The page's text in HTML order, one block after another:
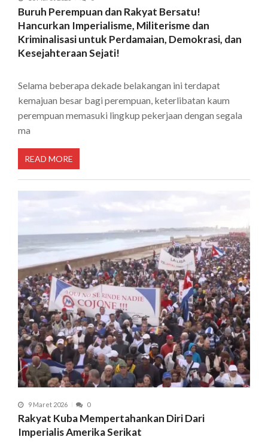
Buruh Perempuan dan Rakyat Bersatu!
Hancurkan Imperialisme, Militerisme dan
Kriminalisasi untuk Perdamaian, Demokrasi, dan
Kesejahteraan Sejati!
Selama beberapa dekade belakangan ini terdapat
kemajuan besar bagi perempuan, keterlibatan kaum
perempuan memasuki lingkup pekerjaan dengan segala
ma
READ MORE
9 Maret 2026 0
Rakyat Kuba Mempertahankan Diri Dari
Imperialis Amerika Serikat